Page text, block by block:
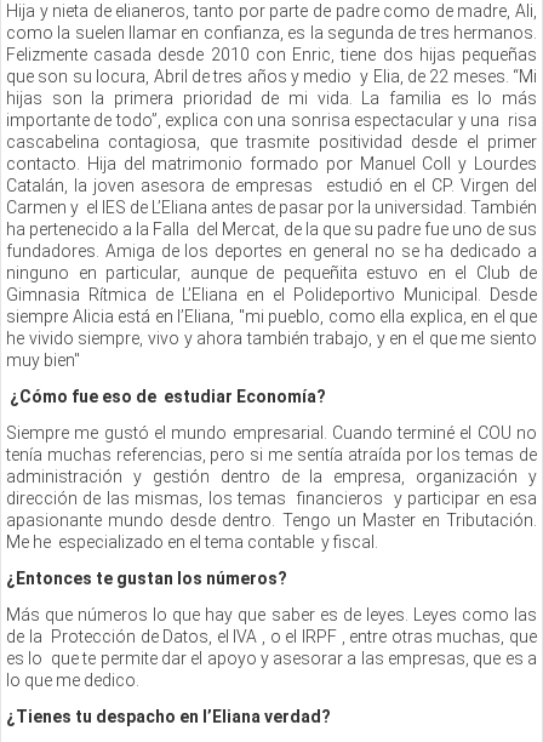
Hija y nieta de elianeros, tanto por parte de padre como de madre, Ali,
como la suelen llamar en confianza, es la segunda de tres hermanos.
Felizmente casada desde 2010 con Enric, tiene dos hijas pequeñas
que son su locura, Abril de tres años y medio y Elia, de 22 meses. “Mi
hijas son la primera prioridad de mi vida. La familia es lo más
importante de todo”, explica con una sonrisa espectacular y una risa
cascabelina contagiosa, que trasmite positividad desde el primer
contacto. Hija del matrimonio formado por Manuel Coll y Lourdes
Catalán, la joven asesora de empresas estudió en el CP. Virgen del
Carmen y el IES de L’Eliana antes de pasar por la universidad. También
ha pertenecido a la Falla del Mercat, de la que su padre fue uno de sus
fundadores. Amiga de los deportes en general no se ha dedicado a
ninguno en particular, aunque de pequeñita estuvo en el Club de
Gimnasia Rítmica de L’Eliana en el Polideportivo Municipal. Desde
siempre Alicia está en l’Eliana, "mi pueblo, como ella explica, en el que
he vivido siempre, vivo y ahora también trabajo, y en el que me siento
muy bien"
¿Cómo fue eso de estudiar Economía?
Siempre me gustó el mundo empresarial. Cuando terminé el COU no
tenía muchas referencias, pero si me sentía atraída por los temas de
administración y gestión dentro de la empresa, organización y
dirección de las mismas, los temas financieros y participar en esa
apasionante mundo desde dentro. Tengo un Master en Tributación.
Me he especializado en el tema contable y fiscal.
¿Entonces te gustan los números?
Más que números lo que hay que saber es de leyes. Leyes como las
de la Protección de Datos, el IVA , o el IRPF , entre otras muchas, que
es lo que te permite dar el apoyo y asesorar a las empresas, que es a
lo que me dedico.
¿Tienes tu despacho en l’Eliana verdad?